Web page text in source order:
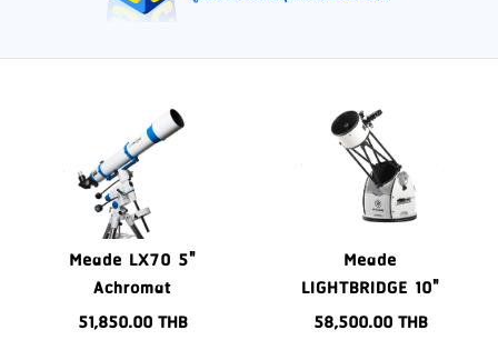
Meade LX70 5"
Achromat
Refractor
51,850.00 THB
Meade
LIGHTBRIDGE 10"
F/5 TRUSS-TUBE
58,500.00 THB